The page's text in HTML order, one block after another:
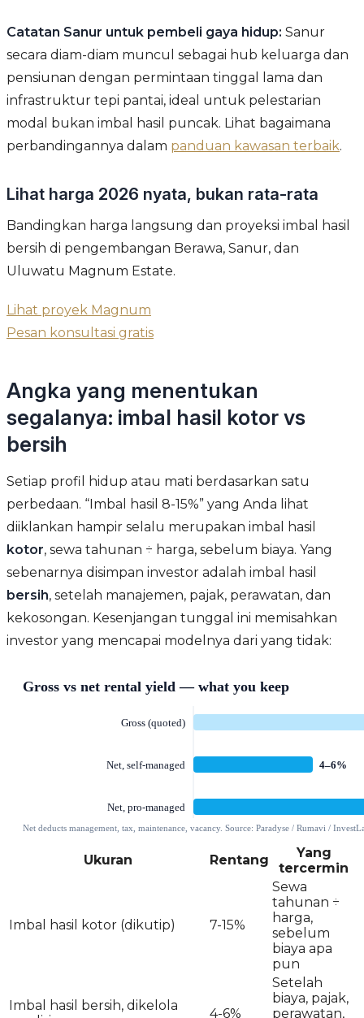
Catatan Sanur untuk pembeli gaya hidup: Sanur
secara diam-diam muncul sebagai hub keluarga dan
pensiunan dengan permintaan tinggal lama dan
infrastruktur tepi pantai, ideal untuk pelestarian
modal bukan imbal hasil puncak. Lihat bagaimana
perbandingannya dalam panduan kawasan terbaik.
Lihat harga 2026 nyata, bukan rata-rata
Bandingkan harga langsung dan proyeksi imbal hasil
bersih di pengembangan Berawa, Sanur, dan
Uluwatu Magnum Estate.
Lihat proyek Magnum
Pesan konsultasi gratis
Angka yang menentukan
segalanya: imbal hasil kotor vs
bersih
Setiap profil hidup atau mati berdasarkan satu
perbedaan. “Imbal hasil 8-15%” yang Anda lihat
diiklankan hampir selalu merupakan imbal hasil
kotor, sewa tahunan ÷ harga, sebelum biaya. Yang
sebenarnya disimpan investor adalah imbal hasil
bersih, setelah manajemen, pajak, perawatan, dan
kekosongan. Kesenjangan tunggal ini memisahkan
investor yang mencapai modelnya dari yang tidak:
Ukuran Rentang
Yang
tercermin
Imbal hasil kotor (dikutip) 7-15%
Sewa
tahunan ÷
harga,
sebelum
biaya apa
pun
Imbal hasil bersih, dikelola
4-6%
Setelah
biaya, pajak,
perawatan,